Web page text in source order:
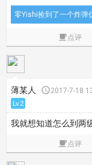
零Yishi捡到了一个炸弹
点评
薄某人 2017-7-18
Lv.2
我就想知道怎么到两
点评